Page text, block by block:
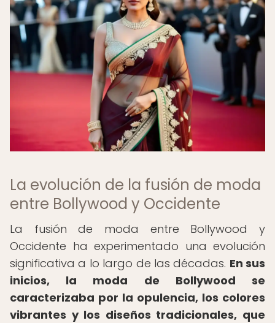
La evolución de la fusión de moda
entre Bollywood y Occidente
La fusión de moda entre Bollywood y
Occidente ha experimentado una evolución
significativa a lo largo de las décadas. En sus
inicios, la moda de Bollywood se
caracterizaba por la opulencia, los colores
vibrantes y los diseños tradicionales, que